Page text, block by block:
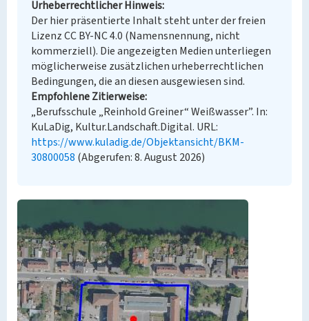
Urheberrechtlicher Hinweis
Der hier präsentierte Inhalt steht unter der freien
Lizenz CC BY-NC 4.0 (Namensnennung, nicht
kommerziell). Die angezeigten Medien unterliegen
möglicherweise zusätzlichen urheberrechtlichen
Bedingungen, die an diesen ausgewiesen sind.
Empfohlene Zitierweise
„Berufsschule „Reinhold Greiner“ Weißwasser”. In:
KuLaDig, Kultur.Landschaft.Digital. URL:
https://www.kuladig.de/Objektansicht/BKM-
30800058 (Abgerufen: 8. August 2026)